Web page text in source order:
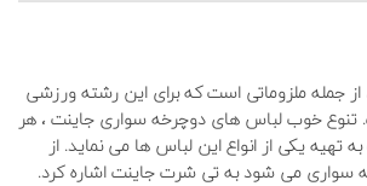
جمله ملزوماتی است که برای این رشته ورزشی
تنوع خوب لباس های دوچرخه سواری جاینت ، هر
تهیه یکی از انواع این لباس ها می نماید. از
سواری می شود به تی شرت جاینت اشاره کرد.